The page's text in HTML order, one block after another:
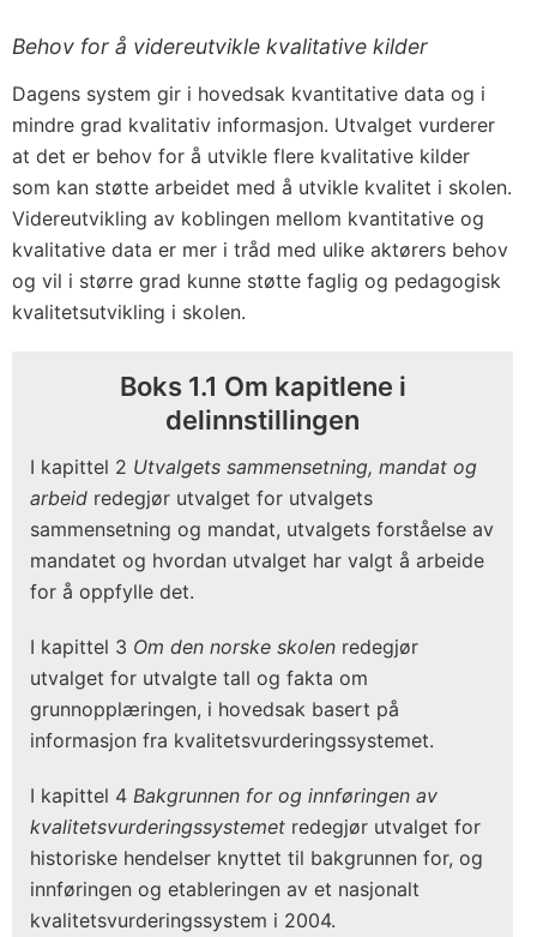
Behov for å videreutvikle kvalitative kilder
Dagens system gir i hovedsak kvantitative data og i
mindre grad kvalitativ informasjon. Utvalget vurderer
at det er behov for å utvikle flere kvalitative kilder
som kan støtte arbeidet med å utvikle kvalitet i skolen.
Videreutvikling av koblingen mellom kvantitative og
kvalitative data er mer i tråd med ulike aktørers behov
og vil i større grad kunne støtte faglig og pedagogisk
kvalitetsutvikling i skolen.
Boks 1.1 Om kapitlene i
delinnstillingen
I kapittel 2 Utvalgets sammensetning, mandat og
arbeid redegjør utvalget for utvalgets
sammensetning og mandat, utvalgets forståelse av
mandatet og hvordan utvalget har valgt å arbeide
for å oppfylle det.
I kapittel 3 Om den norske skolen redegjør
utvalget for utvalgte tall og fakta om
grunnopplæringen, i hovedsak basert på
informasjon fra kvalitetsvurderingssystemet.
I kapittel 4 Bakgrunnen for og innføringen av
kvalitetsvurderingssystemet redegjør utvalget for
historiske hendelser knyttet til bakgrunnen for, og
innføringen og etableringen av et nasjonalt
kvalitetsvurderingssystem i 2004.